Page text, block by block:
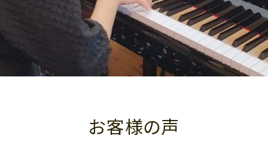
お客様の声